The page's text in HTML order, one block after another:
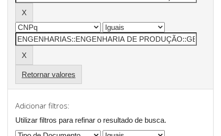
Retornar valores
Adicionar filtros:
Utilizar filtros para refinar o resultado de busca.